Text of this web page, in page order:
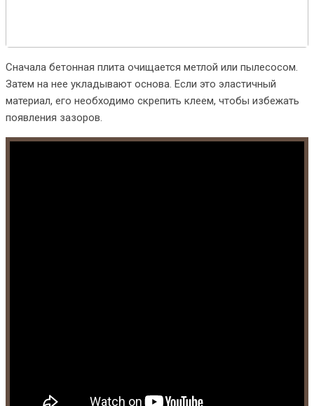
Сначала бетонная плита очищается метлой или пылесосом.
Затем на нее укладывают основа. Если это эластичный
материал, его необходимо скрепить клеем, чтобы избежать
появления зазоров.